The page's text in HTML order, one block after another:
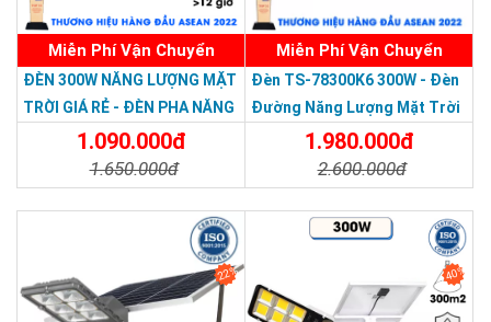
Thương hiệu dẫn đầu Việt Nam 2023
Miễn Phí Vận Chuyển
ĐÈN 300W NĂNG LƯỢNG MẶT
TRỜI GIÁ RẺ - ĐÈN PHA NĂNG
LƯỢNG MẶT TRỜI 300W MẪU
1.090.000đ
1.650.000đ
Miễn Phí Vận Chuyển
Đèn TS-78300K6 300W - Đèn
Đường Năng Lượng Mặt Trời
300W TS-78300K6 - Solar
Light 300W
1.980.000đ
2.600.000đ
22% 40%